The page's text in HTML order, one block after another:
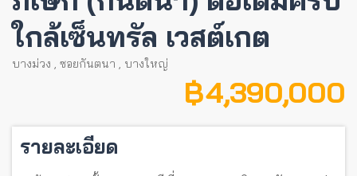
ใกล้เซ็นทรัล เวสต์เกต
บางม่วง , ซอยกันตนา , บางใหญ่
฿ 4,390,000
รายละเอียด